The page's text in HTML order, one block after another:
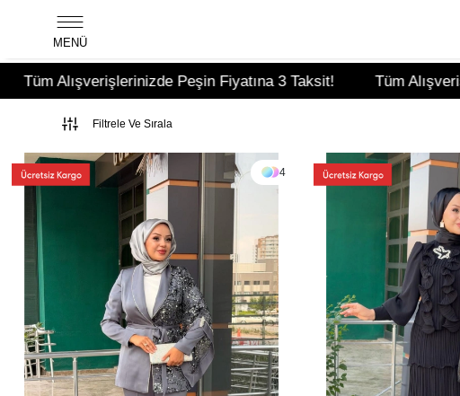
Fiyatına 3 Taksit! Tüm Alışverişlerinizde Peşin Fiyatına
MENÜ
Filtrele Ve Sırala
4